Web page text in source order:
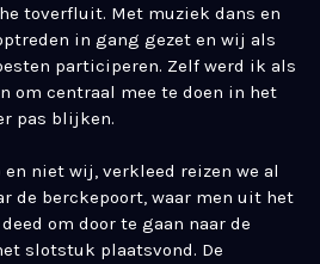
toverfluit. Met muziek dans en
in gang gezet en wij als
participeren. Zelf werd ik als
om centraal mee te doen in het
pas blijken.
niet wij, verkleed reizen we al
de berckepoort, waar men uit het
om door te gaan naar de
slotstuk plaatsvond. De